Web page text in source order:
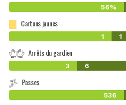
56%
Cartons jaunes
1 1
Arrêts du gardien
3 6
Passes
536